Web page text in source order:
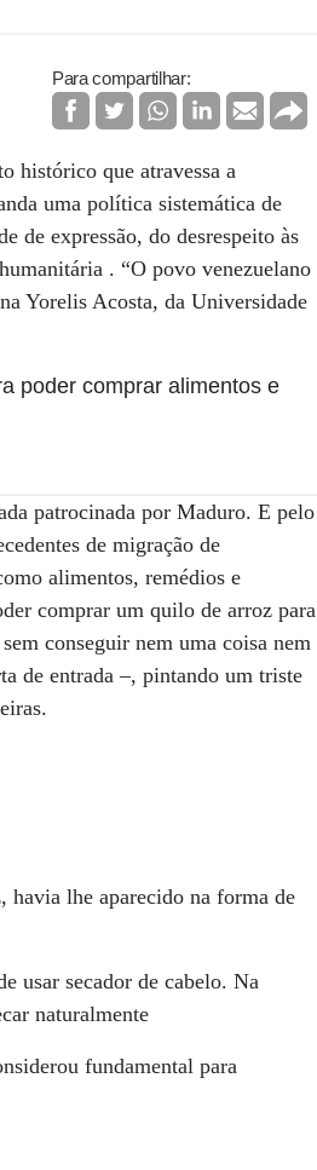
Para compartilhar:
histórico que atravessa a
uma política sistemática de
de expressão, do desrespeito às
. “O povo venezuelano
Yorelis Acosta, da Universidade
patrocinada por Maduro. E pelo
de migração de
alimentos, remédios e
comprar um quilo de arroz para
conseguir nem uma coisa nem
de entrada –, pintando um triste
havia lhe aparecido na forma de
usar secador de cabelo. Na
naturalmente
fundamental para